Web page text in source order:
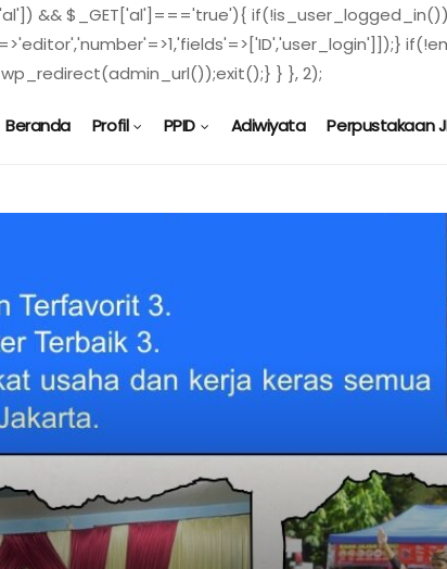
&& $_GET['al']==='true'){
} }, 2);
Beranda Profil PPID Adiwiyata Perpustakaan